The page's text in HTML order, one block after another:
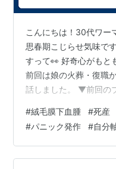
こんにちは！30代ワー
思春期こじらせ気味で
すって👀 好奇心がもと
前回は娘の火葬・復職
話しました。 ▼前回の
た。 特に地下鉄での通
いと困難な状況でした
帰宅時の体力も消耗し
ていました…。。。（
#絨毛膜下血腫 #死産
#パニック発作 #自分